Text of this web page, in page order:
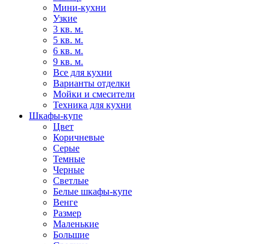
Мини-кухни
Узкие
3 кв. м.
5 кв. м.
6 кв. м.
9 кв. м.
Все для кухни
Варианты отделки
Мойки и смесители
Техника для кухни
Шкафы-купе
Цвет
Коричневые
Серые
Темные
Черные
Светлые
Белые шкафы-купе
Венге
Размер
Маленькие
Большие